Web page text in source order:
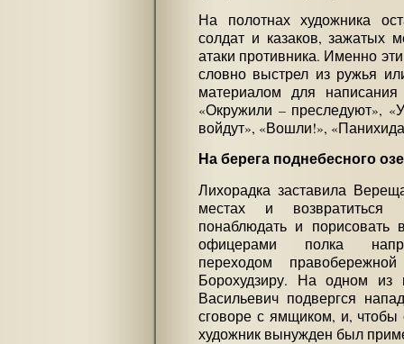
На полотнах художника
солдат и казаков, зажатых
атаки противника. Именно
словно выстрел из ружья
материалом для
«Окружили – преследуют»,
войдут», «Вошли!»,
На берега поднебесного
Лихорадка заставила
местах и возвратиться
понаблюдать и
офицерами полка
переходом
Борохудзиру. На одном из
Васильевич подвергся
сговоре с ямщиком, и, чтобы
художник вынужден был